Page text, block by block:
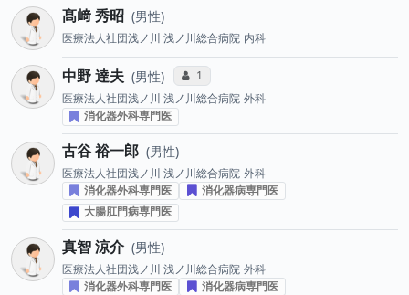
髙﨑 秀昭 男性
医療法人社団浅ノ川 浅ノ川総合病院 内科
中野 達夫 男性 コミュニケーション・タイプ投票数
1
医療法人社団浅ノ川 浅ノ川総合病院 外科
消化器外科専門医
古谷 裕一郎 男性
医療法人社団浅ノ川 浅ノ川総合病院 外科
消化器外科専門医
消化器病専門医
大腸肛門病専門医
真智 涼介 男性
医療法人社団浅ノ川 浅ノ川総合病院 外科
消化器外科専門医
消化器病専門医